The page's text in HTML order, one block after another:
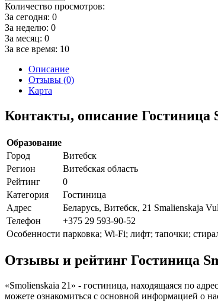
Количество просмотров:
За сегодня: 0
За неделю: 0
За месяц: 0
За все время: 10
Описание
Отзывы (0)
Карта
Контакты, описание Гостиница
Образование
Город
Витебск
Регион
Витебская область
Рейтинг
0
Категория
Гостиница
Адрес
Беларусь, Витебск, 21 Smalienskaja
Телефон
+375 29 593-90-52
Особенности парковка; Wi-Fi; лифт; тапочки;
Отзывы и рейтинг Гостиница
«Smolienskaia 21» - гостиница, находящаяся по
можете ознакомиться с основной информацией о